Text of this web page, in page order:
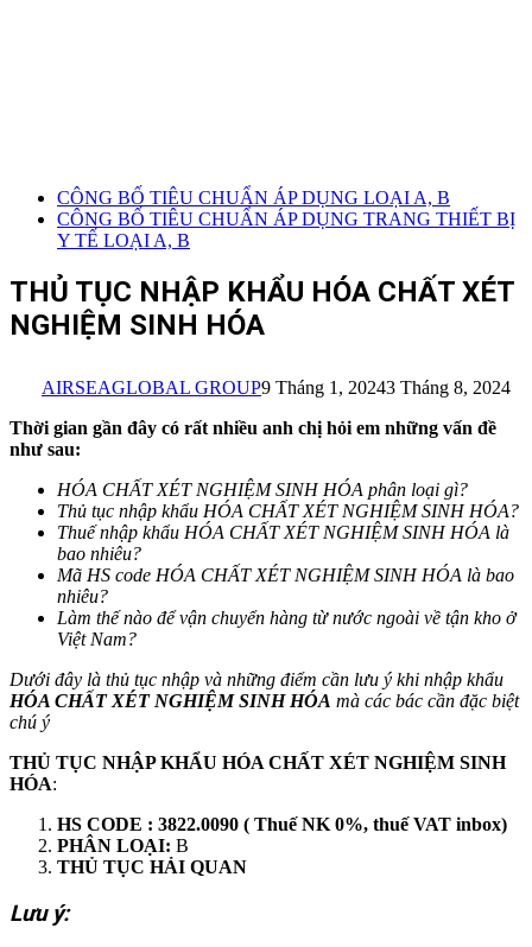
CÔNG BỐ TIÊU CHUẨN ÁP DỤNG LOẠI A, B
CÔNG BỐ TIÊU CHUẨN ÁP DỤNG TRANG THIẾT BỊ
Y TẾ LOẠI A, B
THỦ TỤC NHẬP KHẨU HÓA CHẤT XÉT
NGHIỆM SINH HÓA
AIRSEAGLOBAL GROUP9 Tháng 1, 20243 Tháng 8, 2024
Thời gian gần đây có rất nhiều anh chị hỏi em những vấn đề
như sau:
HÓA CHẤT XÉT NGHIỆM SINH HÓA phân loại gì?
Thủ tục nhập khẩu HÓA CHẤT XÉT NGHIỆM SINH HÓA?
Thuế nhập khẩu HÓA CHẤT XÉT NGHIỆM SINH HÓA là
bao nhiêu?
Mã HS code HÓA CHẤT XÉT NGHIỆM SINH HÓA là bao
nhiêu?
Làm thế nào để vận chuyển hàng từ nước ngoài về tận kho ở
Việt Nam?
Dưới đây là thủ tục nhập và những điểm cần lưu ý khi nhập khẩu
HÓA CHẤT XÉT NGHIỆM SINH HÓA mà các bác cần đặc biệt
chú ý
THỦ TỤC NHẬP KHẨU HÓA CHẤT XÉT NGHIỆM SINH
HÓA:
HS CODE : 3822.0090 ( Thuế NK 0%, thuế VAT inbox)
PHÂN LOẠI: B
THỦ TỤC HẢI QUAN
Lưu ý: